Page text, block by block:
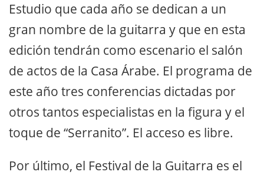
Estudio que cada año se dedican a un
gran nombre de la guitarra y que en esta
edición tendrán como escenario el salón
de actos de la Casa Árabe. El programa de
este año tres conferencias dictadas por
otros tantos especialistas en la figura y el
toque de “Serranito”. El acceso es libre.
Por último, el Festival de la Guitarra es el